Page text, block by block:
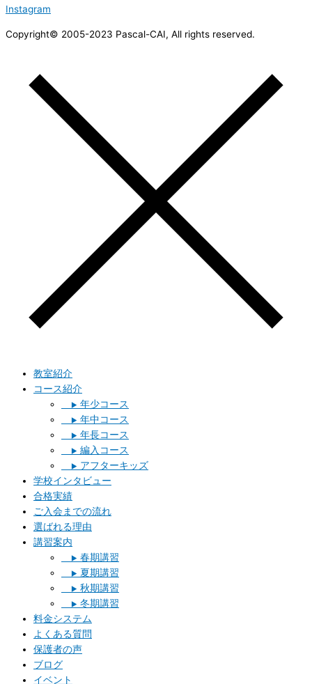
Instagram
Copyright© 2005-2023 Pascal-CAI, All rights reserved.
教室紹介
コース紹介
▶︎ 年少コース
▶︎ 年中コース
▶︎ 年長コース
▶︎ 編入コース
▶︎ アフターキッズ
学校インタビュー
合格実績
ご入会までの流れ
選ばれる理由
講習案内
▶︎ 春期講習
▶︎ 夏期講習
▶︎ 秋期講習
▶︎ 冬期講習
料金システム
よくある質問
保護者の声
ブログ
イベント